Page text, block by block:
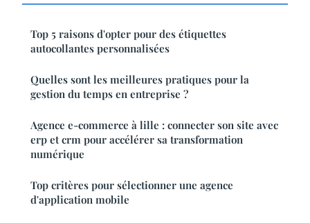
Top 5 raisons d'opter pour des étiquettes
autocollantes personnalisées
Quelles sont les meilleures pratiques pour la
gestion du temps en entreprise ?
Agence e-commerce à lille : connecter son site avec
erp et crm pour accélérer sa transformation
numérique
Top critères pour sélectionner une agence
d'application mobile